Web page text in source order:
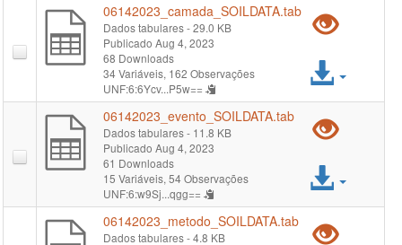
06142023_camada_SOILDATA.tab
Dados tabulares- 29.0 KB
Publicado Aug 4, 2023
68 Downloads
34 Variáveis, 162 Observações
UNF:6:6Ycv...P5w==
Pré-
06142023_evento_SOILDATA.tab
Dados tabulares- 11.8 KB
Publicado Aug 4, 2023
61 Downloads
15 Variáveis, 54 Observações
UNF:6:w9Sj...qgg==
Pré-
06142023_metodo_SOILDATA.tab
Dados tabulares- 4.8 KB
Pré-